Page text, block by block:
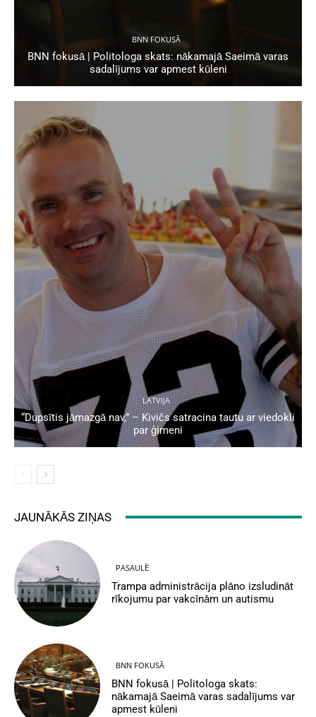
BNN FOKUSĀ
BNN fokusā | Politologa skats: nākamajā Saeimā varas
sadalījums var apmest kūleni
LATVIJA
“Dupsītis jāmazgā nav,” – Kivičs satracina tautu ar viedokli
par ģimeni
JAUNĀKĀS ZIŅAS
PASAULĒ
Trampa administrācija plāno izsludināt
rīkojumu par vakcīnām un autismu
BNN FOKUSĀ
BNN fokusā | Politologa skats:
nākamajā Saeimā varas sadalījums var
apmest kūleni